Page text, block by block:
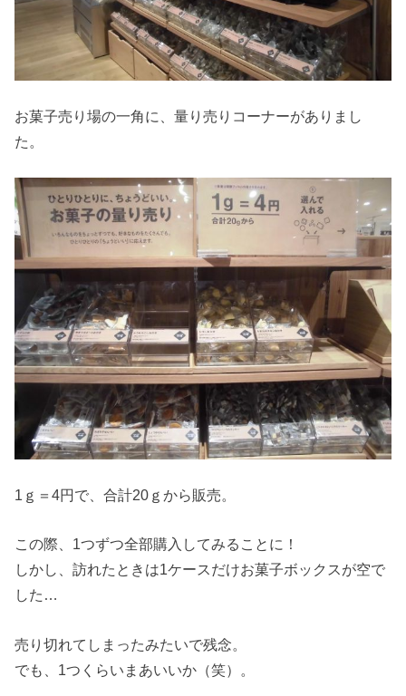
お菓子売り場の一角に、量り売りコーナーがありまし
た。
1ｇ＝4円で、合計20ｇから販売。
この際、1つずつ全部購入してみることに！
しかし、訪れたときは1ケースだけお菓子ボックスが空で
した…
売り切れてしまったみたいで残念。
でも、1つくらいまあいいか（笑）。